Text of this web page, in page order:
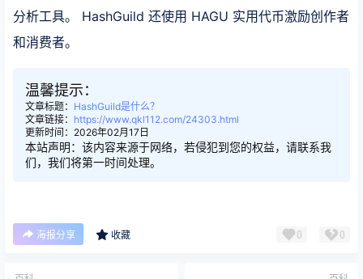
分析工具。 HashGuild 还使用 HAGU 实用代币激励创作者
和消费者。
温馨提示：
文章标题： HashGuild是什么？
文章链接： https://www.qkl112.com/24303.html
更新时间：2026年02月17日
本站声明：该内容来源于网络，若侵犯到您的权益，请联系我
们，我们将第一时间处理。
海报分享 收藏 0 0